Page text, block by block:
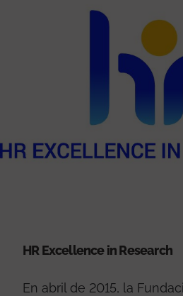
HR Excellence in Research
En abril de 2015, la